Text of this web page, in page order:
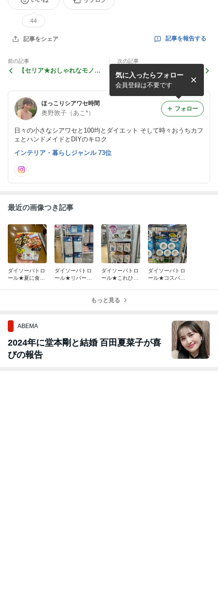
44
記事をシェア 記事を報告する
前の記事
【セリア★おしゃれなモノト
次の記事
ムスメ作オレオのスコーンで
おうちカフェ&プレ企画当選
者発表!!
ほっこりシアワセ時間
奥野敦子（あこ*）
日々の小さなシアワセと100均とダイエット そして時々おうちカフ
ェとハンドメイドとDIYのキロク
気に入ったらフォロー
会員登録は不要です
フォロー
インテリア・暮らしジャンル 73位
最近の画像つき記事
ダイソーパトロ
ール★夏に食べ
ダイソーパトロ
ール★リバーシ
ダイソーパトロ
ール★これひと
消
ダイソーパトロ
ール★コスパと
もっと見る
ABEMA
2024年に堂本剛と結婚 百田夏菜子が喜
びの報告